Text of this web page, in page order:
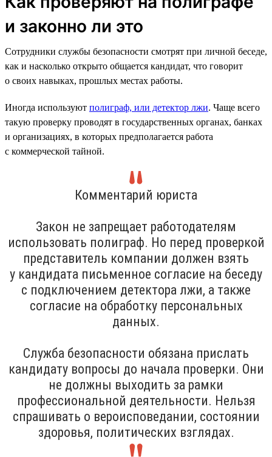
и законно ли это
Сотрудники службы безопасности смотрят при личной беседе,
как и насколько открыто общается кандидат, что говорит
о своих навыках, прошлых местах работы.
Иногда используют полиграф, или детектор лжи. Чаще всего
такую проверку проводят в государственных органах, банках
и организациях, в которых предполагается работа
с коммерческой тайной.
Комментарий юриста
Закон не запрещает работодателям
использовать полиграф. Но перед проверкой
представитель компании должен взять
у кандидата письменное согласие на беседу
с подключением детектора лжи, а также
согласие на обработку персональных
данных.
Служба безопасности обязана прислать
кандидату вопросы до начала проверки. Они
не должны выходить за рамки
профессиональной деятельности. Нельзя
спрашивать о вероисповедании, состоянии
здоровья, политических взглядах.